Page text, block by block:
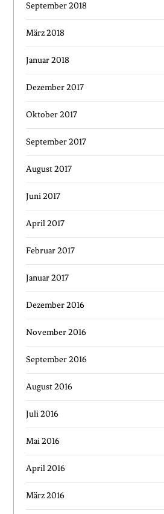
September 2018
März 2018
Januar 2018
Dezember 2017
Oktober 2017
September 2017
August 2017
Juni 2017
April 2017
Februar 2017
Januar 2017
Dezember 2016
November 2016
September 2016
August 2016
Juli 2016
Mai 2016
April 2016
März 2016